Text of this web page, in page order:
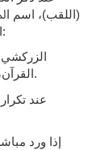
(اللقب)، اسم
ﺍﻟﻨﺎﺷﺮ، رقم ﺍﻟﻄﺒﻌﺔ، ﺗﺎﺭﻳﺦ ﺍﻟﻨﺸﺮ)، ﺝ، ﺹ. مثاله:
ﺍﻟﻘﺮﺁﻥ، (بيروت: دار المعرفة، ط1، 1957)، ﺝ1، ﺹ150.